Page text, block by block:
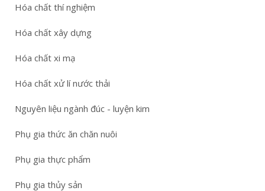
Hóa chất thí nghiệm
Hóa chất xây dựng
Hóa chất xi mạ
Hóa chất xử lí nước thải
Nguyên liệu ngành đúc - luyện kim
Phụ gia thức ăn chăn nuôi
Phụ gia thực phẩm
Phụ gia thủy sản